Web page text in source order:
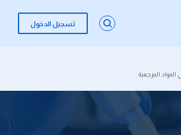
تسجيل الدخول
المواد المرجعية